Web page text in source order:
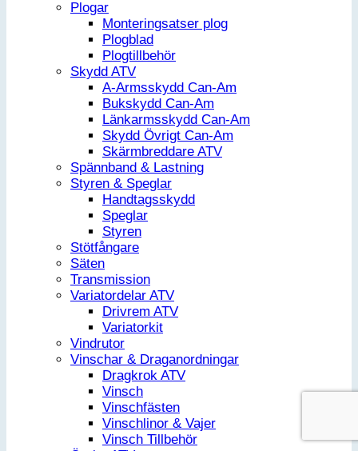
Plogar
Monteringsatser plog
Plogblad
Plogtillbehör
Skydd ATV
A-Armsskydd Can-Am
Bukskydd Can-Am
Länkarmsskydd Can-Am
Skydd Övrigt Can-Am
Skärmbreddare ATV
Spännband & Lastning
Styren & Speglar
Handtagsskydd
Speglar
Styren
Stötfångare
Säten
Transmission
Variatordelar ATV
Drivrem ATV
Variatorkit
Vindrutor
Vinschar & Draganordningar
Dragkrok ATV
Vinsch
Vinschfästen
Vinschlinor & Vajer
Vinsch Tillbehör